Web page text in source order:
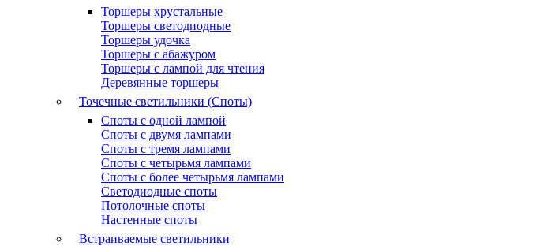
Торшеры хрустальные
Торшеры светодиодные
Торшеры удочка
Торшеры с абажуром
Торшеры с лампой для чтения
Деревянные торшеры
Точечные светильники (Споты)
Споты с одной лампой
Споты с двумя лампами
Споты с тремя лампами
Споты с четырьмя лампами
Споты с более четырьмя лампами
Светодиодные споты
Потолочные споты
Настенные споты
Встраиваемые светильники